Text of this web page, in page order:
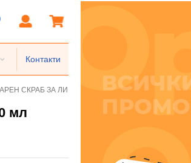
Контакти
СКРАБ ЗА ЛИЦЕ И ТЯЛО FRUIT SALAD С
мл